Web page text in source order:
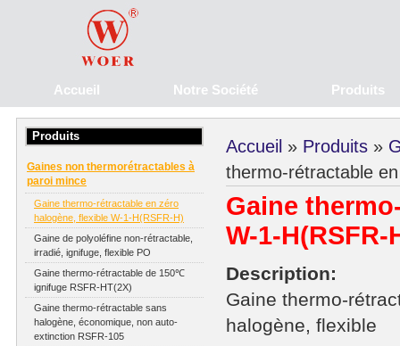
Accueil Notre Société Produits
Produits
Gaines non thermorétractables à
paroi mince
Gaine thermo-rétractable en zéro
halogène, flexible W-1-H(RSFR-H)
Gaine de polyoléfine non-rétractable,
irradié, ignifuge, flexible PO
Gaine thermo-rétractable de 150℃
ignifuge RSFR-HT(2X)
Gaine thermo-rétractable sans
halogène, économique, non auto-
extinction RSFR-105
Accueil » Produits »
thermo-rétractable
Gaine
W-1-H(RSFR-
Description:
Gaine thermo-
halogène, flexible